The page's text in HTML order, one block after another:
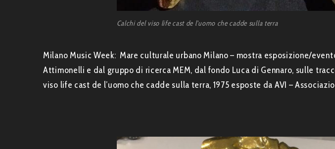
Calchi del viso life cast de l’uomo che cadde sulla terra
Milano Music Week: Mare culturale urbano Milano – mostra esposizione/
Attimonelli e dal gruppo di ricerca MEM, dal fondo Luca di Gennaro, sulle
viso life cast de l’uomo che cadde sulla terra, 1975 esposte da AVI –